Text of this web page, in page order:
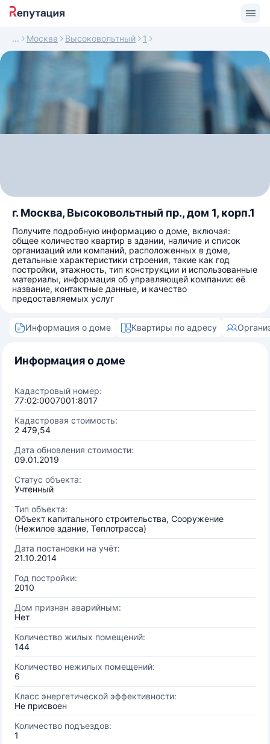
Москва Высоковольтный 1
г. Москва, Высоковольтный пр., дом 1, корп.1
Получите подробную информацию о доме, включая:
общее количество квартир в здании, наличие и список
организаций или компаний, расположенных в доме,
детальные характеристики строения, такие как год
постройки, этажность, тип конструкции и использованные
материалы, информация об управляющей компании: её
название, контактные данные, и качество
предоставляемых услуг
Информация о доме Квартиры по адресу
Информация о доме
Кадастровый номер:
77:02:0007001:8017
Кадастровая стоимость:
2 479,54
Дата обновления стоимости:
09.01.2019
Статус объекта:
Учтенный
Тип объекта:
Объект капитального строительства, Сооружение
(Нежилое здание, Теплотрасса)
Дата постановки на учёт:
21.10.2014
Год постройки:
2010
Дом признан аварийным:
Нет
Количество жилых помещений:
144
Количество нежилых помещений:
6
Класс энергетической эффективности:
Не присвоен
Количество подъездов:
1